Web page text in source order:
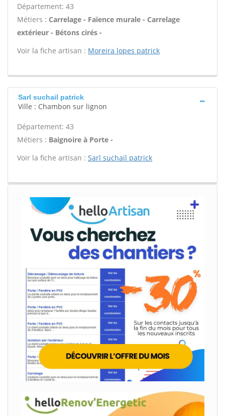
Département: 43
Métiers : Carrelage - Faïence murale - Carrelage
extérieur - Bétons cirés -
Voir la fiche artisan : Moreira lopes patrick
Sarl suchail patrick
Ville : Chambon sur lignon
Département: 43
Métiers : Baignoire à Porte -
Voir la fiche artisan : Sarl suchail patrick